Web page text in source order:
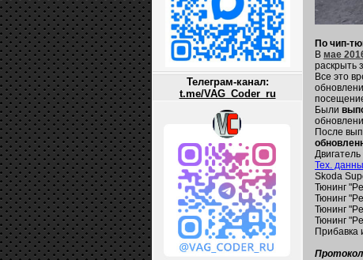
Телеграм-канал:
t.me/VAG_Coder_ru
По чип-
В мае
раскрыть
Все это
Были
После
Тех.
Skoda
Тюнинг
Тюнинг
Тюнинг
Тюнинг
Прибавка